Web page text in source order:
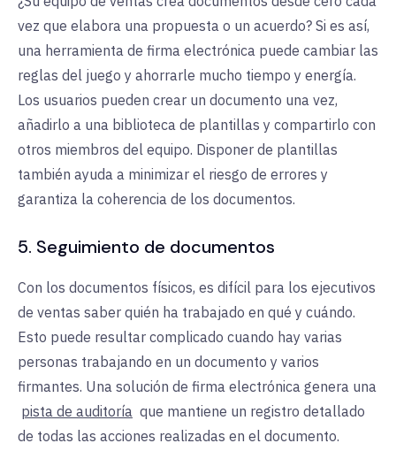
vez que elabora una propuesta o un acuerdo? Si es así,
una herramienta de firma electrónica puede cambiar las
reglas del juego y ahorrarle mucho tiempo y energía.
Los usuarios pueden crear un documento una vez,
añadirlo a una biblioteca de plantillas y compartirlo con
otros miembros del equipo. Disponer de plantillas
también ayuda a minimizar el riesgo de errores y
garantiza la coherencia de los documentos.
5. Seguimiento de documentos
Con los documentos físicos, es difícil para los ejecutivos
de ventas saber quién ha trabajado en qué y cuándo.
Esto puede resultar complicado cuando hay varias
personas trabajando en un documento y varios
firmantes. Una solución de firma electrónica genera una
pista de auditoría que mantiene un registro detallado
de todas las acciones realizadas en el documento.